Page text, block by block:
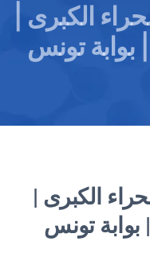
الكبرى |
الكبرى |